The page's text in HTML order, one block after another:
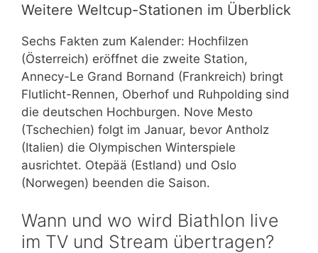
Weitere Weltcup-Stationen im Überblick
Sechs Fakten zum Kalender: Hochfilzen
(Österreich) eröffnet die zweite Station,
Annecy-Le Grand Bornand (Frankreich) bringt
Flutlicht-Rennen, Oberhof und Ruhpolding sind
die deutschen Hochburgen. Nove Mesto
(Tschechien) folgt im Januar, bevor Antholz
(Italien) die Olympischen Winterspiele
ausrichtet. Otepää (Estland) und Oslo
(Norwegen) beenden die Saison.
Wann und wo wird Biathlon live
im TV und Stream übertragen?